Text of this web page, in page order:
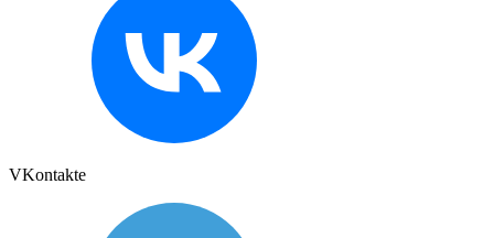
VKontakte